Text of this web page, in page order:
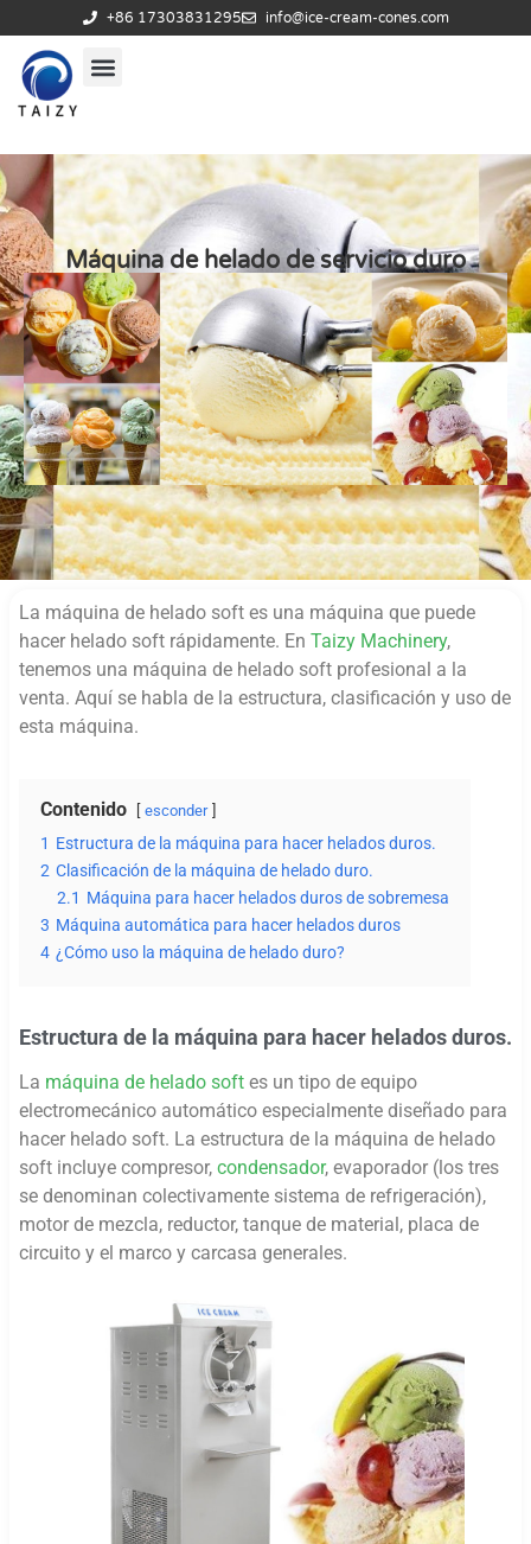
+86 17303831295 info@ice-cream-cones.com
Máquina de helado de servicio duro
La máquina de helado soft es una máquina que puede
hacer helado soft rápidamente. En Taizy Machinery,
tenemos una máquina de helado soft profesional a la
venta. Aquí se habla de la estructura, clasificación y uso de
esta máquina.
Contenido esconder
1 Estructura de la máquina para hacer helados duros.
2 Clasificación de la máquina de helado duro.
2.1 Máquina para hacer helados duros de sobremesa
3 Máquina automática para hacer helados duros
4 ¿Cómo uso la máquina de helado duro?
Estructura de la máquina para hacer helados duros.
La máquina de helado soft es un tipo de equipo
electromecánico automático especialmente diseñado para
hacer helado soft. La estructura de la máquina de helado
soft incluye compresor, condensador, evaporador (los tres
se denominan colectivamente sistema de refrigeración),
motor de mezcla, reductor, tanque de material, placa de
circuito y el marco y carcasa generales.